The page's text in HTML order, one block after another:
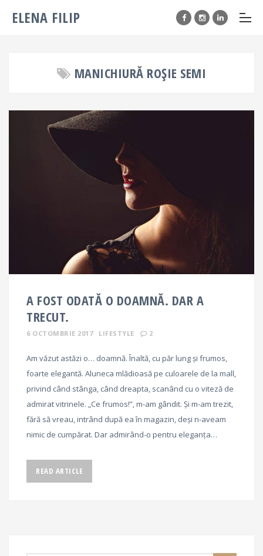
ELENA FILIP
MANICHIURĂ ROȘIE SEMI
A FOST ODATĂ O DOAMNĂ. DAR A
TRECUT.
6 OCTOMBRIE 2017 LIFESTYLE 2
Am văzut astăzi o… doamnă. Înaltă, cu păr lung și frumos,
foarte elegantă. Aluneca mlădioasă pe culoarele de la mall,
privind când stânga, când dreapta, scanând cu o viteză de
admirat vitrinele. „Ce frumos!”, m-am gândit. Și m-am trezit,
fără să vreau, intrând după ea în magazin, deși n-aveam
nimic de cumpărat. Dar admirând-o pentru eleganța…
READ ARTICLE